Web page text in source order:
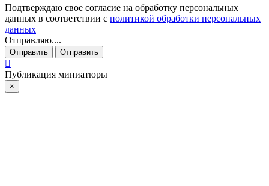
Подтверждаю свое согласие на обработку персональных
данных в соответствии с политикой обработки персональных
данных
Отправляю....
Отправить Отправить
Публикация миниатюры
×